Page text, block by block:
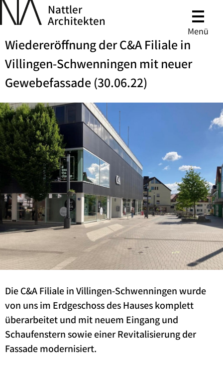
Nattler
Architekten
Menü
Wiedereröffnung der C&A Filiale in
Villingen-Schwenningen mit neuer
Gewebefassade (30.06.22)
Die C&A Filiale in Villingen-Schwenningen wurde
von uns im Erdgeschoss des Hauses komplett
überarbeitet und mit neuem Eingang und
Schaufenstern sowie einer Revitalisierung der
Fassade modernisiert.